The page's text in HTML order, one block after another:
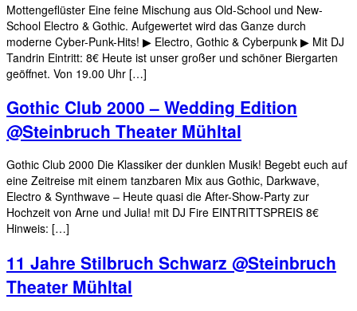
Mottengeflüster Eine feine Mischung aus Old-School und New-
School Electro & Gothic. Aufgewertet wird das Ganze durch
moderne Cyber-Punk-Hits! ▶ Electro, Gothic & Cyberpunk ▶ Mit DJ
Tandrin Eintritt: 8€ Heute ist unser großer und schöner Biergarten
geöffnet. Von 19.00 Uhr […]
Gothic Club 2000 – Wedding Edition
@Steinbruch Theater Mühltal
Gothic Club 2000 Die Klassiker der dunklen Musik! Begebt euch auf
eine Zeitreise mit einem tanzbaren Mix aus Gothic, Darkwave,
Electro & Synthwave – Heute quasi die After-Show-Party zur
Hochzeit von Arne und Julia! mit DJ Fire EINTRITTSPREIS 8€
Hinweis: […]
11 Jahre Stilbruch Schwarz @Steinbruch
Theater Mühltal